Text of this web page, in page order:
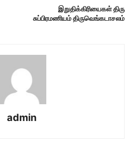
இறுதிக்கிரியைகள் திரு
சுப்பிரமணியம் திருவெங்கடாசலம்
admin